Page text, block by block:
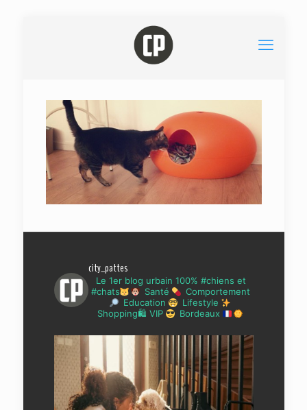
city_pattes
Le 1er blog urbain 100% #chiens et
#chats
Santé
Comportement
Education
Lifestyle
Shopping🛍 VIP
Bordeaux